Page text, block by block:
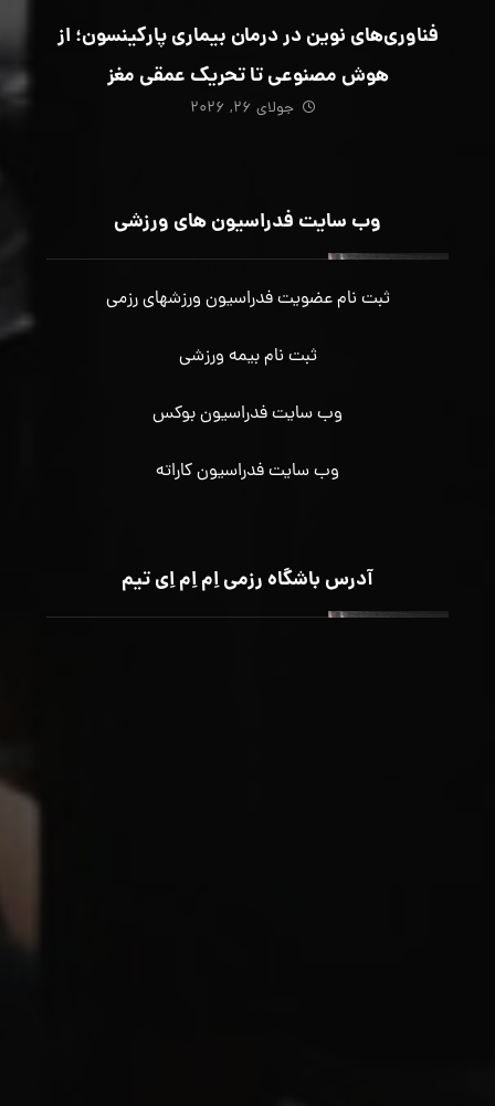
فناوری‌های نوین در درمان بیماری پارکینسون؛ از
هوش مصنوعی تا تحریک عمقی مغز
جولای ۲۶, ۲۰۲۶
وب سایت فدراسیون های ورزشی
ثبت نام عضویت فدراسیون ورزشهای رزمی
ثبت نام بیمه ورزشی
وب سایت فدراسیون بوکس
وب سایت فدراسیون کاراته
آدرس باشگاه رزمی اِم اِم اِی تیم